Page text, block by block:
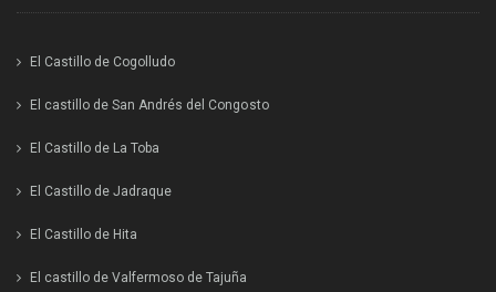
El Castillo de Cogolludo
El castillo de San Andrés del Congosto
El Castillo de La Toba
El Castillo de Jadraque
El Castillo de Hita
El castillo de Valfermoso de Tajuña